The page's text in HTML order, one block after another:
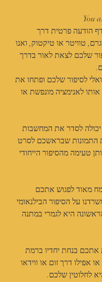
You
הודעה פרטית דרך
טוויטר או טיקטוק, ואנו
שלכם לצאת לאור בדרך
לסיפור שלכם ופתחו את
לאנימציה מונפשת או
יכולה לסדר את המחשבות
התמונות שבראשכם לסרט
טעימה מהסיפור הייחודי
מאוד לפגוש אתכם
על הסיפור הבילנאומי
היא לגמרי במתנה
אתכם בנחת יחדיו ברמת
אפילו דרך זום או ווידאו
לחלוטין שלכם.